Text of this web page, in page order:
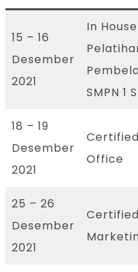
15 – 16
Desember
2021
In
SMPN 1
18 – 19
Desember
2021
Office
25 – 26
Desember
2021